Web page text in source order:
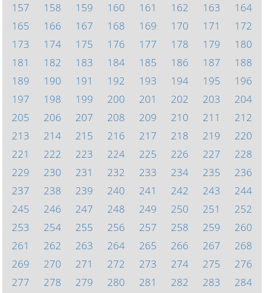
157
158 159 160 161 162 163
164
165
166 167 168 169 170 171
172
173
174 175 176 177 178 179
180
181
182 183 184 185 186 187
188
189
190 191 192 193 194 195
196
197
198 199 200 201 202 203
204
205
206 207 208 209 210 211
212
213
214 215 216 217 218 219
220
221
222 223 224 225 226 227
228
229
230 231 232 233 234 235
236
237
238 239 240 241 242 243
244
245
246 247 248 249 250 251
252
253
254 255 256 257 258 259
260
261
262 263 264 265 266 267
268
269
270 271 272 273 274 275
276
277
278 279 280 281 282 283
284